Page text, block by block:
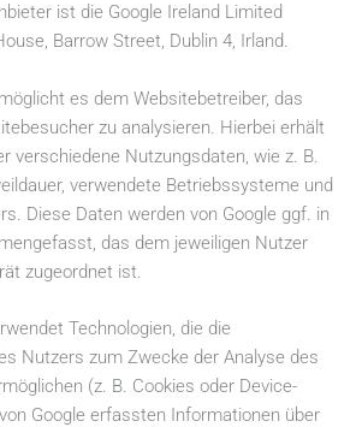
ist die Google Ireland Limited
Barrow Street, Dublin 4, Irland.
es dem Websitebetreiber, das
zu analysieren. Hierbei erhält
verschiedene Nutzungsdaten, wie z. B.
verwendete Betriebssysteme und
Diese Daten werden von Google ggf. in
das dem jeweiligen Nutzer
zugeordnet ist.
Technologien, die die
Nutzers zum Zwecke der Analyse des
(z. B. Cookies oder Device-
Google erfassten Informationen über